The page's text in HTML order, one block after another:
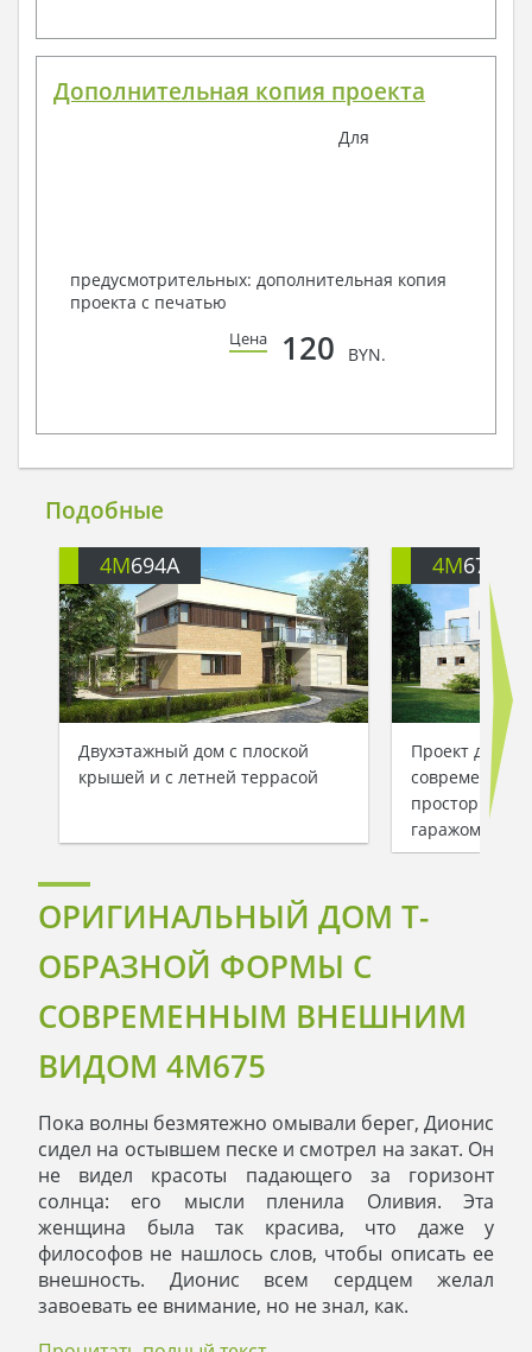
Дополнительная копия проекта
Для
предусмотрительных: дополнительная копия
проекта с печатью
Цена 120 BYN.
Подобные
4M694A
Двухэтажный дом с плоской
крышей и с летней террасой
4M674
Проект
современного
просторной
гаражом
ОРИГИНАЛЬНЫЙ ДОМ Т-
ОБРАЗНОЙ ФОРМЫ С
СОВРЕМЕННЫМ ВНЕШНИМ
ВИДОМ 4M675
Пока волны безмятежно омывали берег, Дионис
сидел на остывшем песке и смотрел на закат. Он
не видел красоты падающего за горизонт
солнца: его мысли пленила Оливия. Эта
женщина была так красива, что даже у
философов не нашлось слов, чтобы описать ее
внешность. Дионис всем сердцем желал
завоевать ее внимание, но не знал, как.